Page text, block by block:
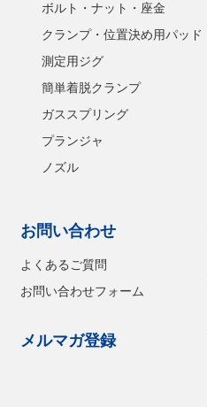
ボルト・ナット・座金
クランプ・位置決め用パッド
測定用ジグ
簡単着脱クランプ
ガススプリング
プランジャ
ノズル
お問い合わせ
よくあるご質問
お問い合わせフォーム
メルマガ登録